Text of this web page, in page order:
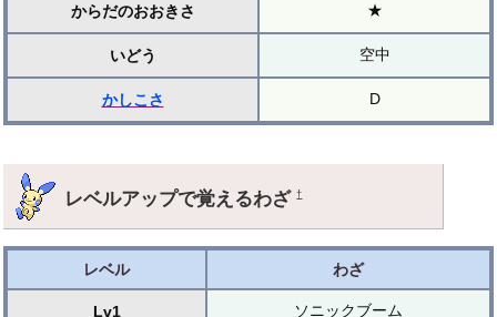
からだのおおきさ ★
いどう 空中
かしこさ D
レベルアップで覚えるわざ†
レベル わざ
Lv1 ソニックブーム